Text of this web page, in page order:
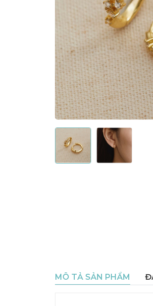
MÔ TẢ SẢN PHẨM